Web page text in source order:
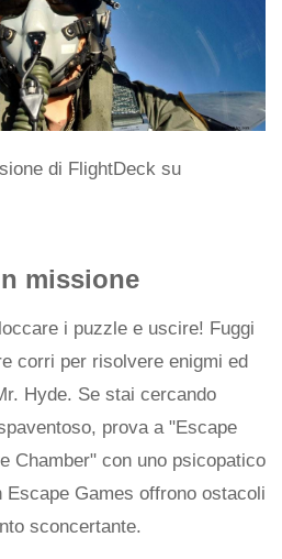
di FlightDeck su
missione
i puzzle e uscire! Fuggi
corri per risolvere enigmi ed
Hyde. Se stai cercando
prova a "Escape
Chamber" con uno psicopatico
Games offrono ostacoli
sconcertante.